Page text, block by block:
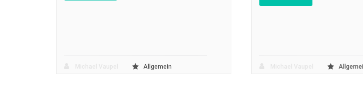
Allgemein